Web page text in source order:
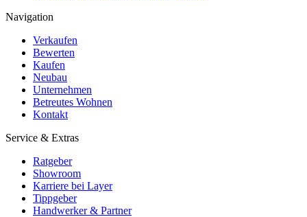
Navigation
Verkaufen
Bewerten
Kaufen
Neubau
Unternehmen
Betreutes Wohnen
Kontakt
Service & Extras
Ratgeber
Showroom
Karriere bei Layer
Tippgeber
Handwerker & Partner